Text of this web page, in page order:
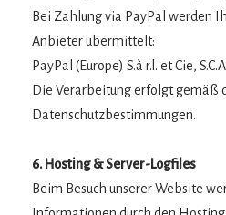
Bei Zahlung via PayPal werden
Anbieter übermittelt:
PayPal (Europe) S.à r.l. et Cie,
Die Verarbeitung erfolgt gemäß
Datenschutzbestimmungen.
6. Hosting & Server-Logfiles
Beim Besuch unserer Website